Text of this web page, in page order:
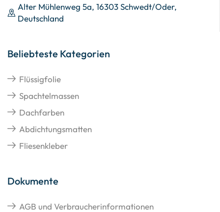
Alter Mühlenweg 5a, 16303 Schwedt/Oder,
Deutschland
Beliebteste Kategorien
Flüssigfolie
Spachtelmassen
Dachfarben
Abdichtungsmatten
Fliesenkleber
Dokumente
AGB und Verbraucherinformationen